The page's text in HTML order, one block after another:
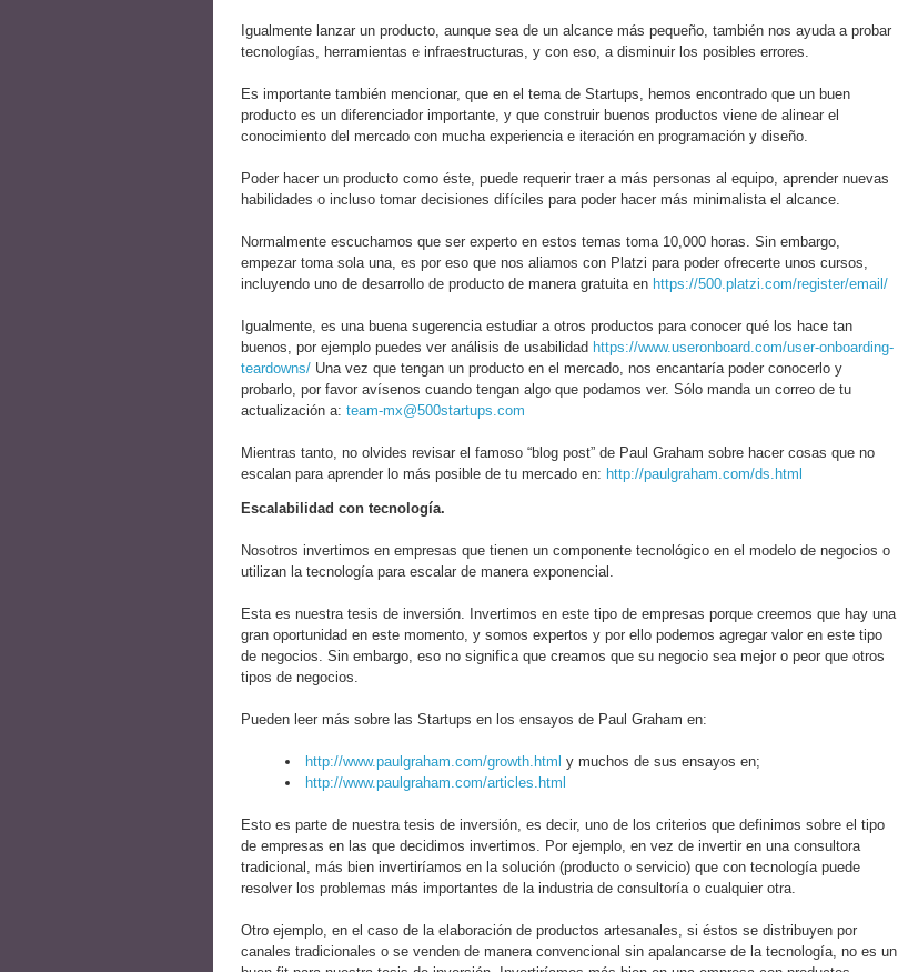
Igualmente lanzar un producto, aunque sea de un alcance más pequeño, también nos ayuda a probar
tecnologías, herramientas e infraestructuras, y con eso, a disminuir los posibles errores.
Es importante también mencionar, que en el tema de Startups, hemos encontrado que un buen
producto es un diferenciador importante, y que construir buenos productos viene de alinear el
conocimiento del mercado con mucha experiencia e iteración en programación y diseño.
Poder hacer un producto como éste, puede requerir traer a más personas al equipo, aprender nuevas
habilidades o incluso tomar decisiones difíciles para poder hacer más minimalista el alcance.
Normalmente escuchamos que ser experto en estos temas toma 10,000 horas. Sin embargo,
empezar toma sola una, es por eso que nos aliamos con Platzi para poder ofrecerte unos cursos,
incluyendo uno de desarrollo de producto de manera gratuita en https://500.platzi.com/register/email/
Igualmente, es una buena sugerencia estudiar a otros productos para conocer qué los hace tan
buenos, por ejemplo puedes ver análisis de usabilidad https://www.useronboard.com/user-onboarding-
teardowns/ Una vez que tengan un producto en el mercado, nos encantaría poder conocerlo y
probarlo, por favor avísenos cuando tengan algo que podamos ver. Sólo manda un correo de tu
actualización a: team-mx@500startups.com
Mientras tanto, no olvides revisar el famoso “blog post” de Paul Graham sobre hacer cosas que no
escalan para aprender lo más posible de tu mercado en: http://paulgraham.com/ds.html
Escalabilidad con tecnología.
Nosotros invertimos en empresas que tienen un componente tecnológico en el modelo de negocios o
utilizan la tecnología para escalar de manera exponencial.
Esta es nuestra tesis de inversión. Invertimos en este tipo de empresas porque creemos que hay una
gran oportunidad en este momento, y somos expertos y por ello podemos agregar valor en este tipo
de negocios. Sin embargo, eso no significa que creamos que su negocio sea mejor o peor que otros
tipos de negocios.
Pueden leer más sobre las Startups en los ensayos de Paul Graham en:
http://www.paulgraham.com/growth.html y muchos de sus ensayos en;
http://www.paulgraham.com/articles.html
Esto es parte de nuestra tesis de inversión, es decir, uno de los criterios que definimos sobre el tipo
de empresas en las que decidimos invertimos. Por ejemplo, en vez de invertir en una consultora
tradicional, más bien invertiríamos en la solución (producto o servicio) que con tecnología puede
resolver los problemas más importantes de la industria de consultoría o cualquier otra.
Otro ejemplo, en el caso de la elaboración de productos artesanales, si éstos se distribuyen por
canales tradicionales o se venden de manera convencional sin apalancarse de la tecnología, no es un